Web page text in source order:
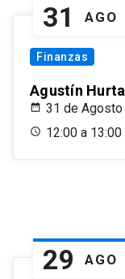
31 AGO
Finanzas
Agustín
31 de Agosto
12:00 a 13:00
29 AGO